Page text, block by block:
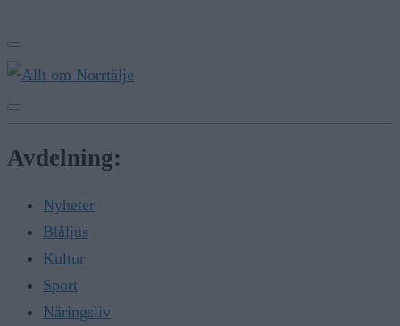
Avdelning:
Nyheter
Blåljus
Kultur
Sport
Näringsliv